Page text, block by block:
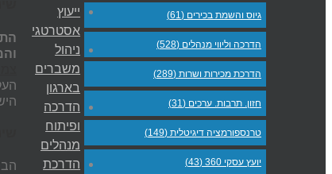
גיוס והשמת בכירים (61)
הדרכה וליווי מנהלים (528)
הדרכת מכירות ושרות (289)
חזון. תרבות. ערכים (31)
טרנספורמציה דיגיטלית (149)
יועץ עסקי 360 (43)
ייעוץ
אסטרטגי
ניהול
משברים
בארגון
הדרכה
ופיתוח
מנהלים
הדרכת